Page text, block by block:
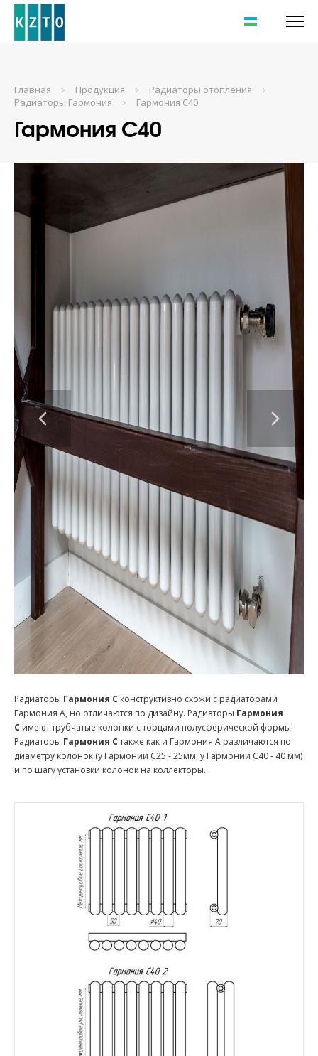
Главная Продукция
Радиаторы отопления
Радиаторы Гармония
Гармония С40
Гармония С40
Радиаторы Гармония С конструктивно схожи с радиаторами
Гармония А, но отличаются по дизайну. Радиаторы Гармония
С имеют трубчатые колонки с торцами полусферической формы.
Радиаторы Гармония Стакже как и Гармония А различаются по
диаметру колонок (у Гармонии С25 - 25мм, у Гармонии С40 - 40 мм)
и по шагу установки колонок на коллекторы.